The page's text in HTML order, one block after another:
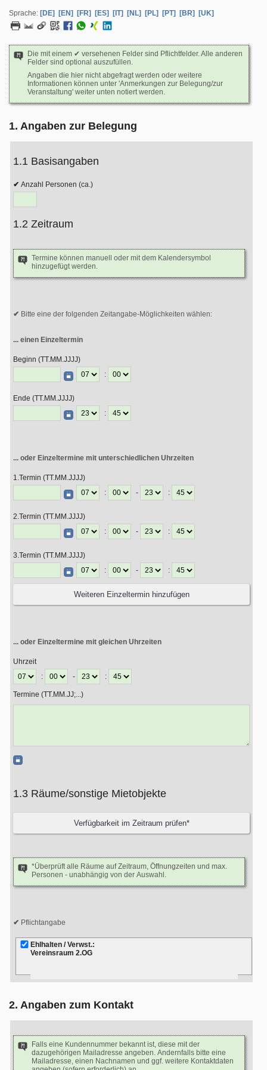
Sprache: [DE] [EN] [FR] [ES] [IT] [NL] [PL] [PT] [BR] [UK]
Die mit einem ✔ versehenen Felder sind Pflichtfelder. Alle anderen
Felder sind optional auszufüllen.
Angaben die hier nicht abgefragt werden oder weitere
Informationen können unter 'Anmerkungen zur Belegung/zur
Veranstaltung' weiter unten notiert werden.
1. Angaben zur Belegung
1.1 Basisangaben
Anzahl Personen (ca.)
1.2 Zeitraum
Termine können manuell oder mit dem Kalendersymbol
hinzugefügt werden.
Bitte eine der folgenden Zeitangabe-Möglichkeiten wählen:
... einen Einzeltermin
Beginn (TT.MM.JJJJ)
:
Ende (TT.MM.JJJJ)
:
... oder Einzeltermine mit unterschiedlichen Uhrzeiten
1.Termin (TT.MM.JJJJ)
:
- :
2.Termin (TT.MM.JJJJ)
:
- :
3.Termin (TT.MM.JJJJ)
:
- :
... oder Einzeltermine mit gleichen Uhrzeiten
Uhrzeit
:
- :
Termine (TT.MM.JJ;...)
1.3 Räume/sonstige Mietobjekte
*Überprüft alle Räume auf Zeitraum, Öffnungzeiten und max.
Personen - unabhängig von der Auswahl.
Pflichtangabe
Ehlhalten / Verwst.:
Vereinsraum 2.OG
2. Angaben zum Kontakt
Falls eine Kundennummer bekannt ist, diese mit der
dazugehörigen Mailadresse angeben. Andernfalls bitte eine
Mailadresse, einen Nachnamen und ggf. weitere Kontaktdaten